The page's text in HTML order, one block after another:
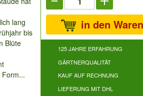
lang
bis
Blüte
in den
125 JAHRE ERFAHRUNG
GÄRTNERQUALITÄT
KAUF AUF RECHNUNG
LIEFERUNG MIT DHL